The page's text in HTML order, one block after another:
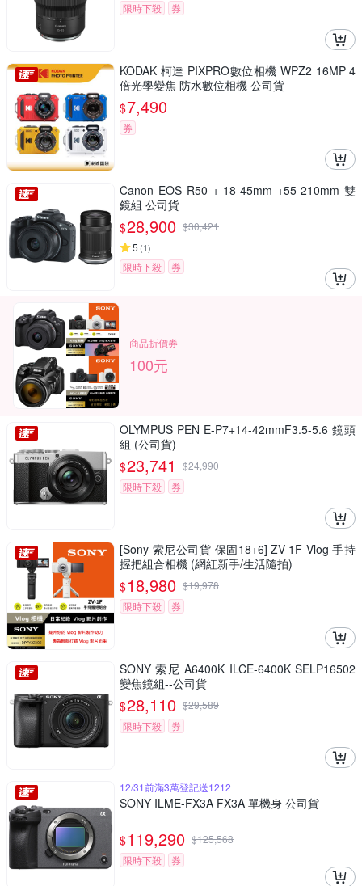
限時下殺
券
KODAK 柯達 PIXPRO數位相機 WPZ2 16MP 4
倍光學變焦 防水數位相機 公司貨
$7,490
券
Canon EOS R50 + 18-45mm +55-210mm 雙
鏡組 公司貨
$28,900 $30,421
5 (1)
限時下殺 券
商品折價券
100元
OLYMPUS PEN E-P7+14-42mmF3.5-5.6 鏡頭
組 (公司貨)
$23,741 $24,990
限時下殺
券
[Sony 索尼公司貨 保固18+6] ZV-1F Vlog 手持
握把組合相機 (網紅新手/生活隨拍)
$18,980 $19,978
限時下殺
券
SONY 索尼 A6400K ILCE-6400K SELP16502
變焦鏡組--公司貨
$28,110 $29,589
限時下殺
券
12/31前滿3萬登記送1212
SONY ILME-FX3A FX3A 單機身 公司貨
$119,290 $125,568
限時下殺
券